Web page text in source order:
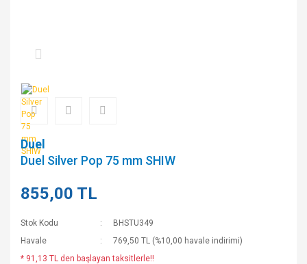
Duel
Duel Silver Pop 75 mm SHIW
855,00 TL
Stok Kodu
BHSTU349
Havale
769,50 TL (%10,00 havale indirimi)
* 91,13 TL den başlayan taksitlerle!!